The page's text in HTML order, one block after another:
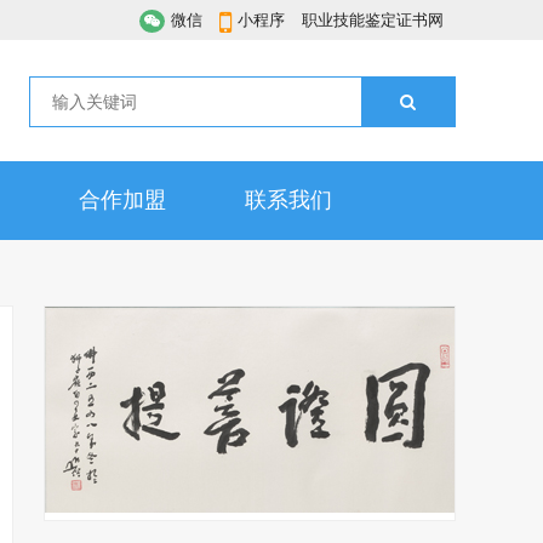
微信 小程序 职业技能鉴定证书网
合作加盟 联系我们